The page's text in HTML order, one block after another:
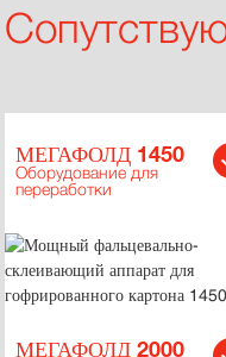
МЕГАФОЛД 1450
Оборудование для
переработки
МЕГАФОЛД 2000